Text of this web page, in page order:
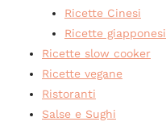
Ricette Cinesi
Ricette giapponesi
Ricette slow cooker
Ricette vegane
Ristoranti
Salse e Sughi